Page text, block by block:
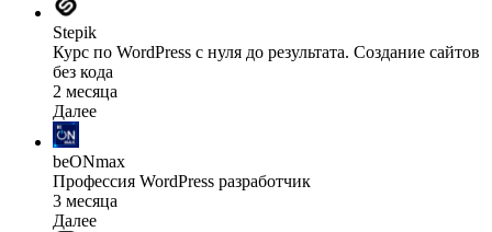
Stepik
Курс по WordPress с нуля до результата. Создание сайтов
без кода
2 месяца
Далее
beONmax
Профессия WordPress разработчик
3 месяца
Далее